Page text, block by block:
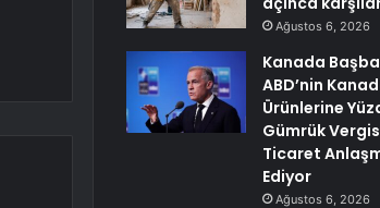
Ağustos 6, 2026
Kanada
ABD’nin
Ürünlerine
Gümrük
Ticaret
Ediyor
Ağustos 6, 2026